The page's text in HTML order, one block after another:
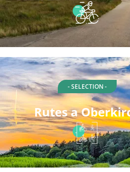
- SELECTION -
Rutes a